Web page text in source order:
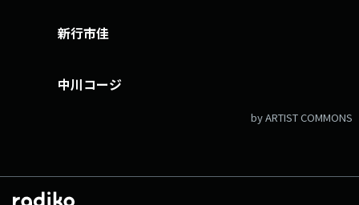
「@cozy1242」新行市佳
中川コージ
by ARTIST COMMONS